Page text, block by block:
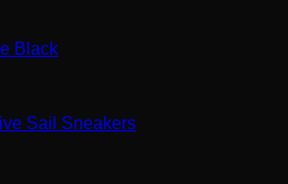
Black
Sail Sneakers